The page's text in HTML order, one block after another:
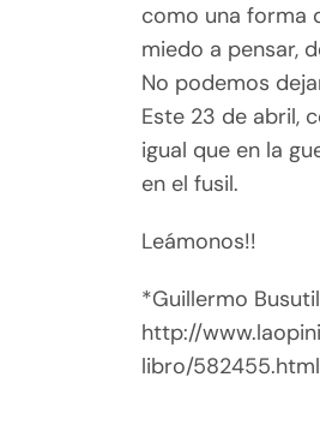
como una forma
miedo a pensar,
No podemos
Este 23 de abril,
igual que en la
en el fusil.
Leámonos!!
*Guillermo
http://
libro/582455.html